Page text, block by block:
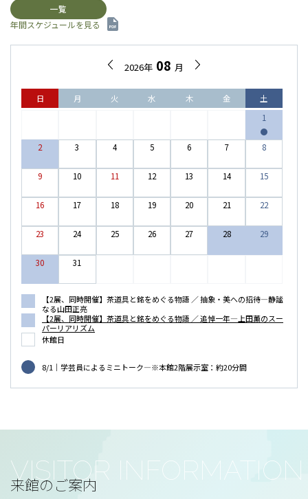
ち。茶人は、世界に一つしかない道具への尊敬と親愛の情を
込めて、これらに「銘（めい）」を授けました。
人々の想いや美意識を現代へと伝える懸け橋となっていま
本展では、「なぜ、この銘が付いたのか」というテーマに
焦点を当て、茶道具に秘められた物語を紐解きます。涼を感
じる作品や秋を先取りする作品とあわせて、ぜひお楽しみく
ださい。本展が、茶道具を観て楽しむきっかけとなれば幸い
重要文化財《豊臣秀吉画像 伝 狩野山楽筆 近衛信尹賛》を
本作は、豊臣秀吉を描いた代表的な肖像画の一つとして知ら
関心が高まるなか、この機会にぜひご覧ください。
クリーム、なま玉子
夏季の連続企画として、対極にある二つの表現方法を提示す
る展覧会をⅠ期・Ⅱ期で開催します。「抽象から写実へ」と
いうテーマを通じて、現代アートの表現の豊かさを紹介いた
します。
「スーパーリアリズム」は、写真をキャンバスに投影し、な
ま玉子が落下する瞬間やスプーンですくったアイスクリーム
「本物より美しい」と感じさせる驚きと高揚感をもたらしま
本展では、初期の作品から代表作に加え、写実から離れ新
境地を拓いた晩年まで60点超の作品を展示いたします。ま
た、彼を支え続けた葉子夫人の温かなキルト作品も特別公開
一覧
年間スケジュールを見る
2026年 08 月
日 月 火 水 木 金
土
1
2 3 4 5 6 7 8
9 10 11 12 13 14 15
16 17 18 19 20 21 22
23 24 25 26 27 28 29
30 31
【2展、同時開催】茶道具と銘をめぐる物語 ／ 抽象・美への招待―静謐
なる山田正亮
【2展、同時開催】茶道具と銘をめぐる物語 ／ 追悼一年―上田薫のスー
パーリアリズム
休館日
8/1｜学芸員によるミニトーク―※本館2階展示室：約20分間
来館のご案内